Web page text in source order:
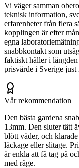
Vi väger samman
teknisk information,
erfarenheter från flera
kopplingen är efter
egna
snabbkontakt som
faktiskt håller i
prisvärde i Sverige
Vår rekommendation
Den bästa gardena
13mm. Den sluter tätt
blött väder, och
läckage eller slitage.
är enkla att få tag på
med råge.